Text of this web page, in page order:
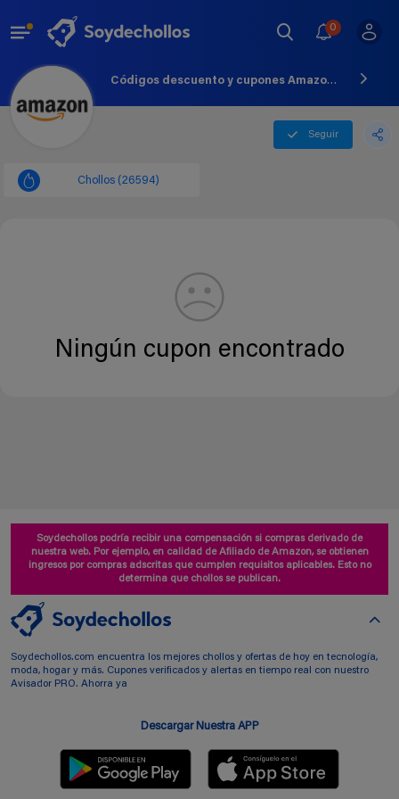
0
Códigos descuento y cupones Amazon España - Agosto - 2026
Seguir
Chollos (26594)
Ningún cupon encontrado
Soydechollos podría recibir una compensación si compras derivado de
nuestra web. Por ejemplo, en calidad de Afiliado de Amazon, se obtienen
ingresos por compras adscritas que cumplen requisitos aplicables. Esto no
determina que chollos se publican.
Soydechollos.com encuentra los mejores chollos y ofertas de hoy en tecnología,
moda, hogar y más. Cupones verificados y alertas en tiempo real con nuestro
Avisador PRO. Ahorra ya
Descargar Nuestra APP